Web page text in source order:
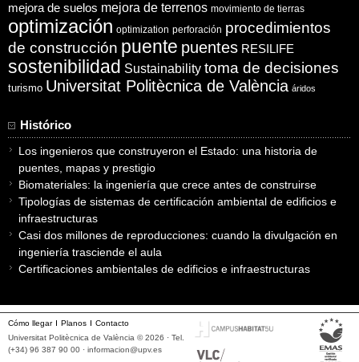
mejora de suelos mejora de terrenos movimiento de tierras
optimización optimization perforación procedimientos
de construcción puente puentes RESILIFE
sostenibilidad Sustainability toma de decisiones
turismo Universitat Politècnica de València áridos
Histórico
Los ingenieros que construyeron el Estado: una historia de
puentes, mapas y prestigio
Biomateriales: la ingeniería que crece antes de construirse
Tipologías de sistemas de certificación ambiental de edificios e
infraestructuras
Casi dos millones de reproducciones: cuando la divulgación en
ingeniería trasciende el aula
Certificaciones ambientales de edificios e infraestructuras
Cómo llegar Planos
Contacto
Universitat Politècnica de València © 2026 · Tel.
(+34) 96 387 90 00 · informacion@upv.es